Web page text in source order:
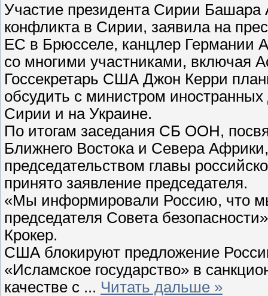
Участие президента Сирии Башара
конфликта в Сирии, заявила на
ЕС в Брюсселе, канцлер Германии
со многими участниками, включая
Госсекретарь США Джон Керри
обсудить с министром
Сирии и на Украине.
По итогам заседания СБ ООН,
Ближнего Востока и Севера
председательством главы
принято заявление председателя.
«Мы информировали Россию, что
председателя Совета
Крокер.
США блокируют предложение
«Исламское государство» в
качестве с ... Читать дальше »